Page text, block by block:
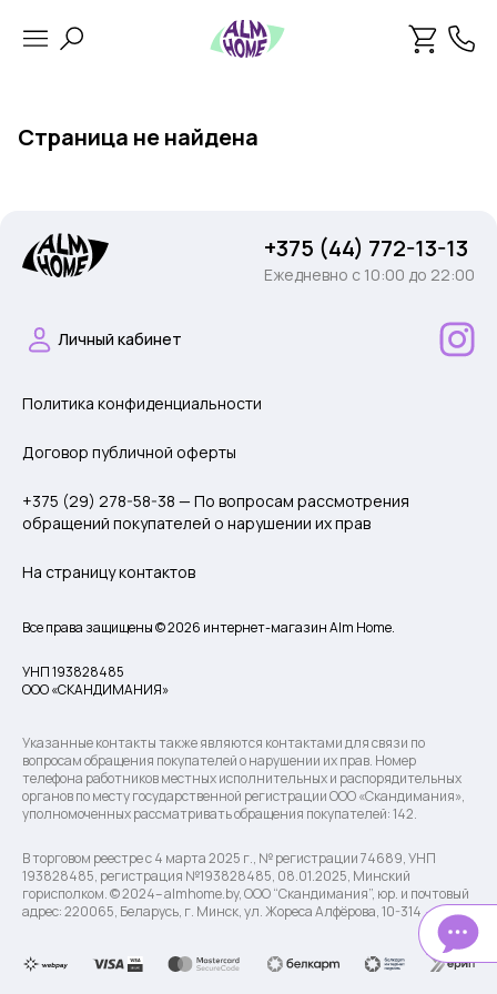
Страница не найдена
+375 (44) 772-13-13
Ежедневно c 10:00 до 22:00
Личный кабинет
Политика конфиденциальности
Договор публичной оферты
+375 (29) 278-58-38 — По вопросам рассмотрения
обращений покупателей о нарушении их прав
На страницу контактов
Все права защищены © 2026 интернет-магазин Alm Home.
УНП 193828485
ООО «СКАНДИМАНИЯ»
Указанные контакты также являются контактами для связи по
вопросам обращения покупателей о нарушении их прав. Номер
телефона работников местных исполнительных и распорядительных
органов по месту государственной регистрации ООО «Скандимания»,
уполномоченных рассматривать обращения покупателей: 142.
В торговом реестре с 4 марта 2025 г., № регистрации 74689, УНП
193828485, регистрация №193828485, 08.01.2025, Минский
горисполком. © 2024– almhome.by, ООО “Скандимания”, юр. и почтовый
адрес: 220065, Беларусь, г. Минск, ул. Жореса Алфёрова, 10-314